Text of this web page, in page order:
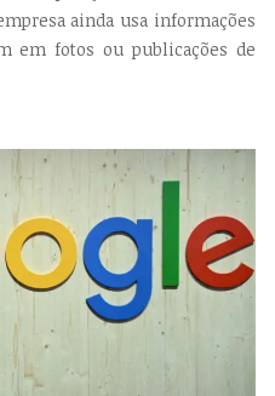
ainda usa informações
em fotos ou publicações de